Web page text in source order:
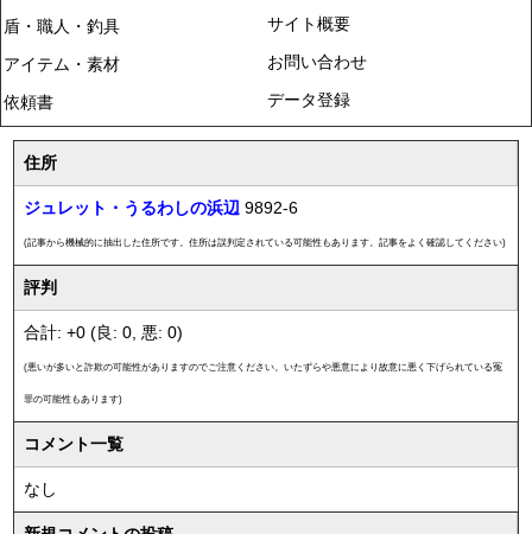
盾・職人・釣具
アイテム・素材
依頼書
サイト概要
お問い合わせ
データ登録
住所
ジュレット・うるわしの浜辺 9892-6
(記事から機械的に抽出した住所です。住所は誤判定されている可能性もあります。記事をよく確認してください)
評判
合計: +0 (良: 0, 悪: 0)
(悪いが多いと詐欺の可能性がありますのでご注意ください。いたずらや悪意により故意に悪く下げられている冤
罪の可能性もあります)
コメント一覧
なし